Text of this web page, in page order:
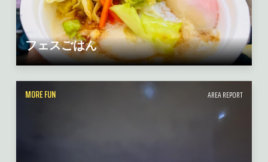
フェスごはん
MORE FUN AREA REPORT